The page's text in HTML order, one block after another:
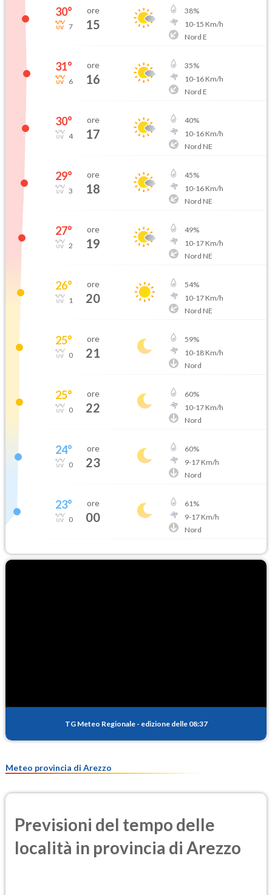
30°
7
ore
15
38%
10-15 Km/h
Nord E
31°
6
ore
16
35%
10-16Km/h
Nord E
30°
4
ore
17
40%
10-16Km/h
Nord NE
29°
3
ore
18
45%
10-16Km/h
Nord NE
27°
2
ore
19
49%
10-17Km/h
Nord NE
26°
1
ore
20
54%
10-17Km/h
Nord NE
25°
0
ore
21
59%
10-18Km/h
Nord
25°
0
ore
22
60%
10-17Km/h
Nord
24°
0
ore
23
60%
9-17Km/h
Nord
23°
0
ore
00
61%
9-17Km/h
Nord
TG Meteo Regionale - edizione delle 08:37
Meteo provincia di Arezzo
Previsioni del tempo delle
località in provincia di Arezzo